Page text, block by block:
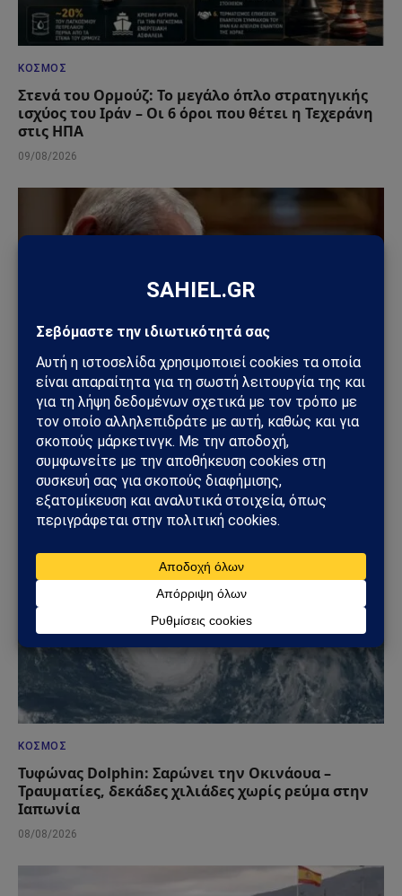
ΚΌΣΜΟΣ
Στενά του Ορμούζ: Το μεγάλο όπλο στρατηγικής
ισχύος του Ιράν – Οι 6 όροι που θέτει η Τεχεράνη
στις ΗΠΑ
09/08/2026
ΚΌΣΜΟΣ
Άντονι Φάουτσι: Στο Υπουργείο Δικαιοσύνης η
υπόθεσή του – Τι πραγματικά συμβαίνει στις ΗΠΑ
09/08/2026
ΚΌΣΜΟΣ
Τυφώνας Dolphin: Σαρώνει την Οκινάουα –
Τραυματίες, δεκάδες χιλιάδες χωρίς ρεύμα στην
Ιαπωνία
08/08/2026